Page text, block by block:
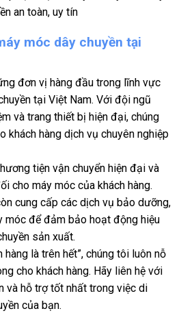
an toàn, uy tín
móc dây chuyền tại
đơn vị hàng đầu trong lĩnh vực
tại Việt Nam. Với đội ngũ
và trang thiết bị hiện đại, chúng
khách hàng dịch vụ chuyên nghiệp
tiện vận chuyển hiện đại và
cho máy móc của khách hàng.
cung cấp các dịch vụ bảo dưỡng,
móc để đảm bảo hoạt động hiệu
sản xuất.
hàng là trên hết”, chúng tôi luôn nỗ
cho khách hàng. Hãy liên hệ với
và hỗ trợ tốt nhất trong việc di
của bạn.